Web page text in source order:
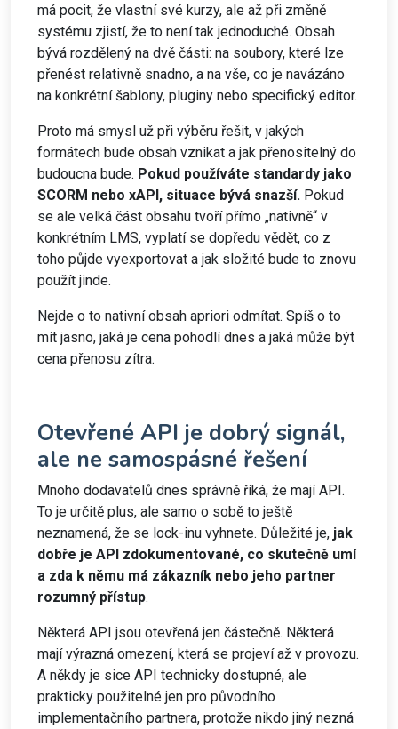
má pocit, že vlastní své kurzy, ale až při změně
systému zjistí, že to není tak jednoduché. Obsah
bývá rozdělený na dvě části: na soubory, které lze
přenést relativně snadno, a na vše, co je navázáno
na konkrétní šablony, pluginy nebo specifický editor.
Proto má smysl už při výběru řešit, v jakých
formátech bude obsah vznikat a jak přenositelný do
budoucna bude. Pokud používáte standardy jako
SCORM nebo xAPI, situace bývá snazší. Pokud
se ale velká část obsahu tvoří přímo „nativně“ v
konkrétním LMS, vyplatí se dopředu vědět, co z
toho půjde vyexportovat a jak složité bude to znovu
použít jinde.
Nejde o to nativní obsah apriori odmítat. Spíš o to
mít jasno, jaká je cena pohodlí dnes a jaká může být
cena přenosu zítra.
Otevřené API je dobrý signál,
ale ne samospásné řešení
Mnoho dodavatelů dnes správně říká, že mají API.
To je určitě plus, ale samo o sobě to ještě
neznamená, že se lock-inu vyhnete. Důležité je, jak
dobře je API zdokumentované, co skutečně umí
a zda k němu má zákazník nebo jeho partner
rozumný přístup.
Některá API jsou otevřená jen částečně. Některá
mají výrazná omezení, která se projeví až v provozu.
A někdy je sice API technicky dostupné, ale
prakticky použitelné jen pro původního
implementačního partnera, protože nikdo jiný nezná